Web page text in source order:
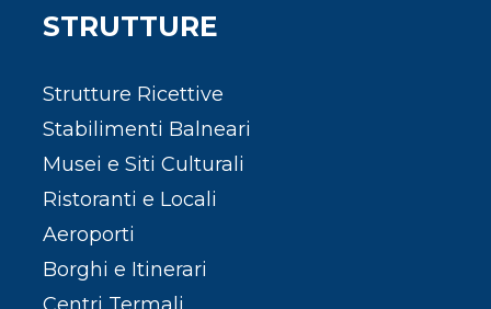
STRUTTURE
Strutture Ricettive
Stabilimenti Balneari
Musei e Siti Culturali
Ristoranti e Locali
Aeroporti
Borghi e Itinerari